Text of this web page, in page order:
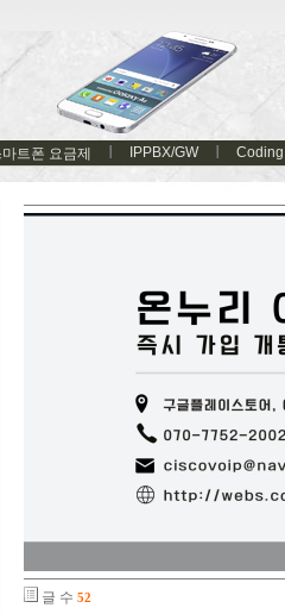
마트폰 요금제 IPPBX/GW Coding
글 수 52